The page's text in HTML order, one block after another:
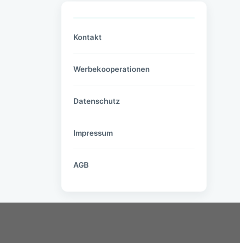
Kontakt
Werbekooperationen
Datenschutz
Impressum
AGB